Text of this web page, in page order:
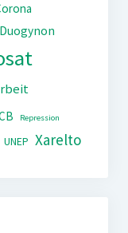
Duogynon
Repression
UNEP Xarelto